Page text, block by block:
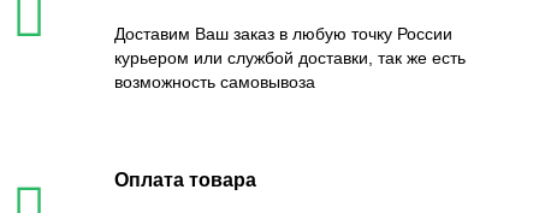
Доставим Ваш заказ в любую точку России
курьером или службой доставки, так же есть
возможность самовывоза
Оплата товара